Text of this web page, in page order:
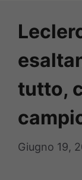
tutto,
Giugno 19,